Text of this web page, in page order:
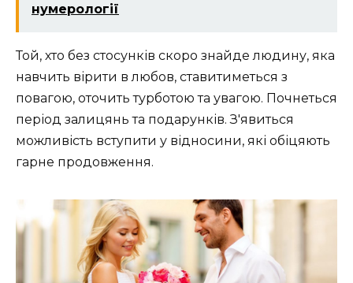
нумерології
Той, хто без стосунків скоро знайде людину, яка
навчить вірити в любов, ставитиметься з
повагою, оточить турботою та увагою. Почнеться
період залицянь та подарунків. З'явиться
можливість вступити у відносини, які обіцяють
гарне продовження.